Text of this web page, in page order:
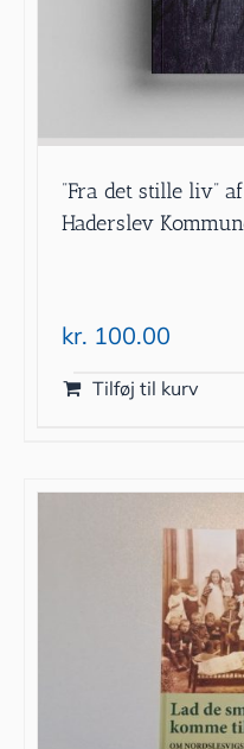
”Fra det stille liv”
Haderslev
kr. 100.00
Tilføj til kurv